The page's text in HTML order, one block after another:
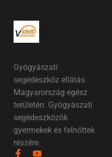
Gyógyászati
segédeszköz ellátás
Magyarország egész
területén. Gyógyászati
segédeszközök
gyermekek és felnőttek
részére.